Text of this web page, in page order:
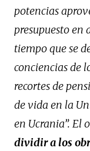
potencias
presupuesto en
tiempo que se
conciencias de
recortes de
de vida en la
en Ucrania”. El
dividir a los